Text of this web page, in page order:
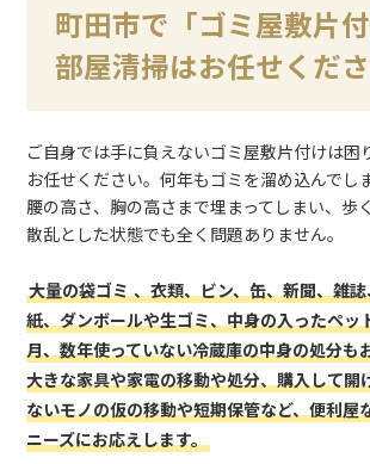
町田市で「ゴミ屋敷片
部屋清掃はお任せくだ
ご自身では手に負えないゴミ屋敷片付けは困
お任せください。何年もゴミを溜め込んでし
腰の高さ、胸の高さまで埋まってしまい、歩
散乱とした状態でも全く問題ありません。
大量の袋ゴミ 、衣類、ビン、缶、新聞、雑
紙、ダンボールや生ゴミ、中身の入ったペッ
月、数年使っていない冷蔵庫の中身の処分も
大きな家具や家電の移動や処分、購入して開
ないモノの仮の移動や短期保管など、便利屋
ニーズにお応えします。